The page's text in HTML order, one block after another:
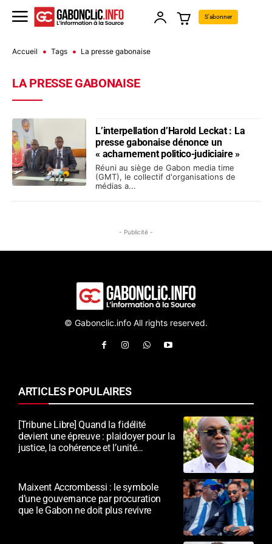
S'abonner
Accueil Tags La presse gabonaise
LA PRESSE GABONAISE
L’interpellation d’Harold Leckat : La
presse gabonaise dénonce un
« acharnement politico-judiciaire »
Réuni au siège de Gabon media time
(GMT), le collectif d'organisations de
médias a...
- Publicité -
© Gabonclic.info All rights reserved.
ARTICLES POPULAIRES
[Tribune Libre] Quand la fidélité
devient une épreuve : plaidoyer pour la
justice, la cohérence et l’unité
Maixent Accrombessi : le symbole
d’une gouvernance par procuration
que le Gabon ne doit plus revivre